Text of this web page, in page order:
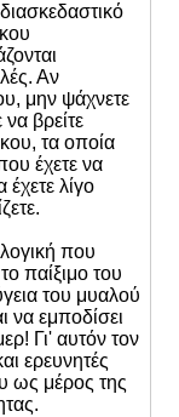
Αν
μην ψάχνετε
βρείτε
τα οποία
έχετε να
έχετε λίγο
που
παίξιμο του
του μυαλού
να εμποδίσει
Γι' αυτόν τον
ερευνητές
ως μέρος της